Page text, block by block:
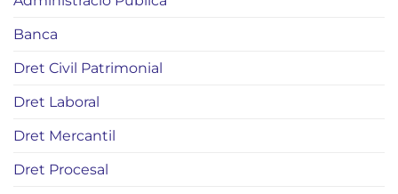
Banca
Dret Civil Patrimonial
Dret Laboral
Dret Mercantil
Dret Procesal